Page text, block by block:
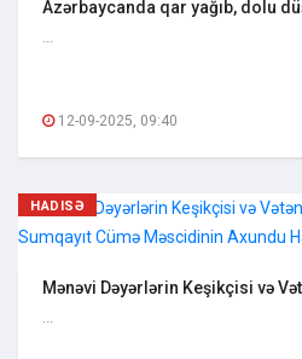
Azərbaycanda qar yağıb, dolu
12-09-2025, 09:40
HADISƏ
Mənəvi Dəyərlərin Keşikçisi və